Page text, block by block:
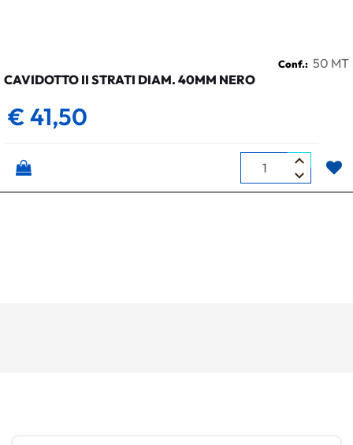
Conf.: 50 MT
CAVIDOTTO II STRATI DIAM. 40MM NERO
€ 41,50
Quantità